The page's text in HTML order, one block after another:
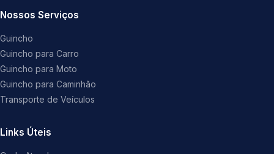
Nossos Serviços
Guincho
Guincho para Carro
Guincho para Moto
Guincho para Caminhão
Transporte de Veículos
Links Úteis